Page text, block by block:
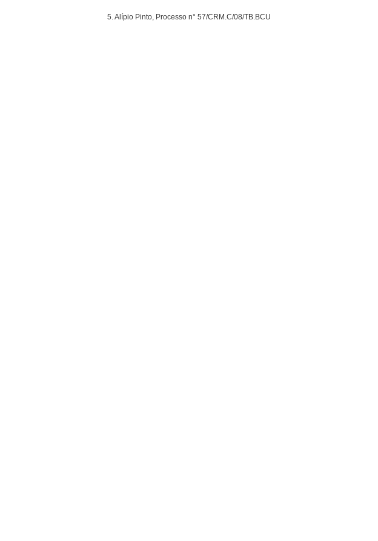
5. Alípio Pinto, Processo n° 57/CRM.C/08/TB.BCU